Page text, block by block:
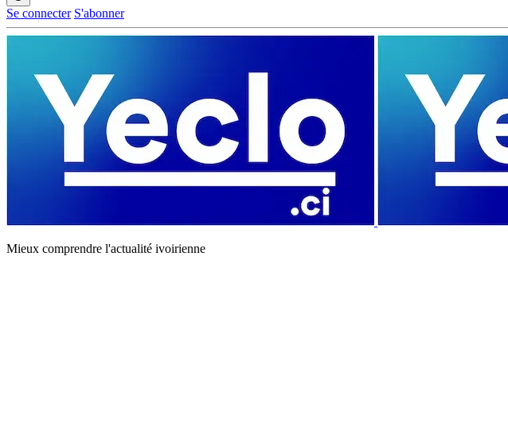
Se connecter S'abonner
Mieux comprendre l'actualité ivoirienne